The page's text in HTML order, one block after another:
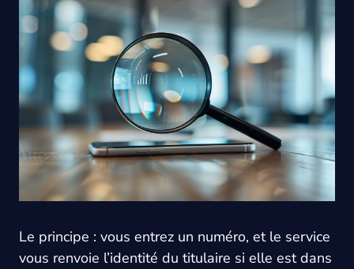
Le principe : vous entrez un numéro, et le service
vous renvoie l’identité du titulaire si elle est dans